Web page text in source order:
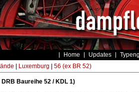
Home Updates
Luxemburg 56 (ex BR 52)
Baureihe 52 / KDL 1)